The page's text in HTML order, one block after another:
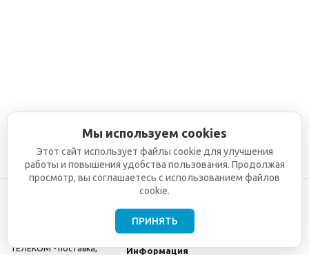
ТЕЛЕКОМ - поставка,
Информация
Мы используем cookies
Этот сайт использует файлы cookie для улучшения
работы и повышения удобства пользования. Продолжая
просмотр, вы соглашаетесь с использованием файлов
cookie.
ПРИНЯТЬ